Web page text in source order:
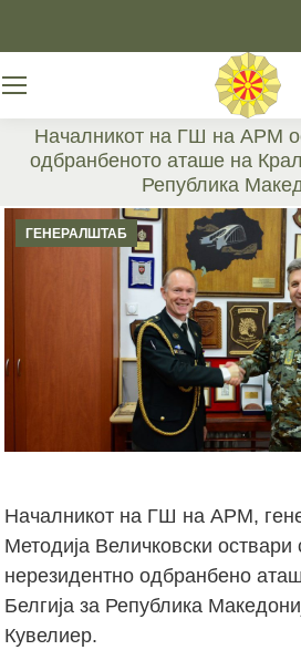
Началникот на ГШ на АРМ
одбранбеното аташе на
Република
You
ГЕНЕРАЛШТАБ
Началникот на ГШ на АРМ,
Методија Величковски
нерезидентно одбранбено
Белгија за Република
Кувелиер.